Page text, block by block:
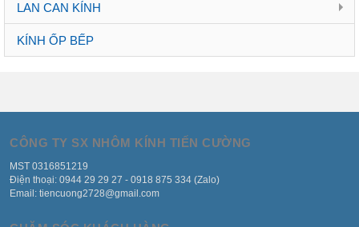
LAN CAN KÍNH
KÍNH ỐP BẾP
CÔNG TY SX NHÔM KÍNH TIẾN CƯỜNG
MST 0316851219
Điện thoại: 0944 29 29 27 - 0918 875 334 (Zalo)
Email: tiencuong2728@gmail.com